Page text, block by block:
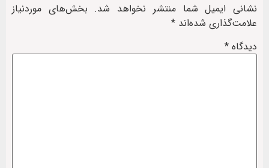
نشانی ایمیل شما منتشر نخواهد شد. بخش‌های موردنیاز
علامت‌گذاری شده‌اند *
دیدگاه *